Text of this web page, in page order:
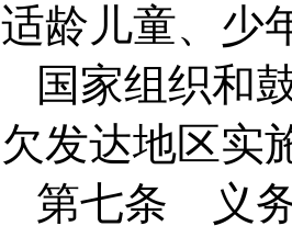
适龄儿童、少
国家组织和
欠发达地区实
第七条 义